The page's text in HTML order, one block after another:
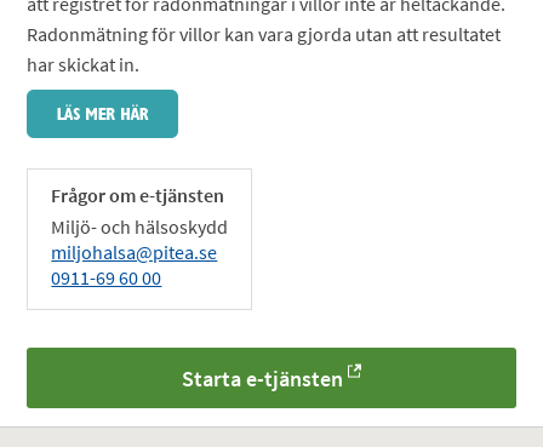
Radonmätning för villor kan vara gjorda utan att resultatet
har skickat in.
Frågor om e-tjänsten
Miljö- och hälsoskydd
miljohalsa@pitea.se
0911-69 60 00
Starta e-tjänsten